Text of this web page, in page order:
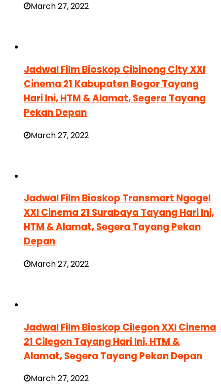
March 27, 2022
Jadwal Film Bioskop Cibinong City XXI
Cinema 21 Kabupaten Bogor Tayang
Hari Ini, HTM & Alamat, Segera Tayang
Pekan Depan
March 27, 2022
Jadwal Film Bioskop Transmart Ngagel
XXI Cinema 21 Surabaya Tayang Hari Ini,
HTM & Alamat, Segera Tayang Pekan
Depan
March 27, 2022
Jadwal Film Bioskop Cilegon XXI Cinema
21 Cilegon Tayang Hari Ini, HTM &
Alamat, Segera Tayang Pekan Depan
March 27, 2022